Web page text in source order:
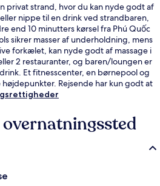
privat strand, hvor du kan nyde godt af
nippe til en drink ved strandbaren,
end 10 minutters kørsel fra Phú Quốc
sikrer masser af underholdning, mens
forkælet, kan nyde godt af massage i
2 restauranter, og baren/loungen er
Et fitnesscenter, en børnepool og
Rejsende har kun godt at